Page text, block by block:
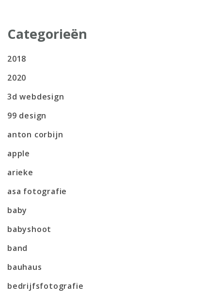
Categorieën
2018
2020
3d webdesign
99 design
anton corbijn
apple
arieke
asa fotografie
baby
babyshoot
band
bauhaus
bedrijfsfotografie